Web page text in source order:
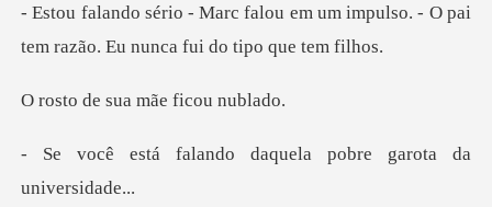
em um impulso. - O pai
tem razão. E
sua mãe fic
do daquela pobre gar